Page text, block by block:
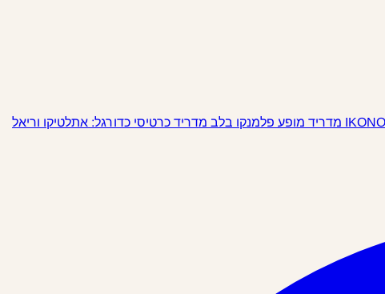
מופע פלמנקו בלב מדריד כרטיסי כדורגל: אתלטיקו וריאל